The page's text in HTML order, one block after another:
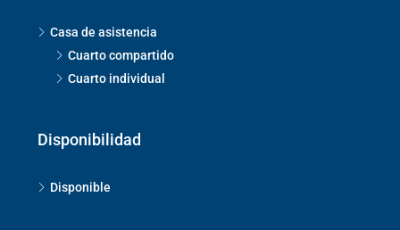
Casa de asistencia
Cuarto compartido
Cuarto individual
Disponibilidad
Disponible